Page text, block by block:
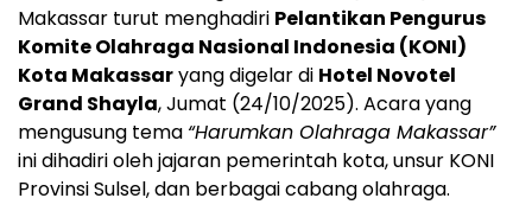
Makassar turut menghadiri Pelantikan Pengurus
Komite Olahraga Nasional Indonesia (KONI)
Kota Makassaryang digelar di Hotel Novotel
Grand Shayla, Jumat (24/10/2025). Acara yang
mengusung tema “Harumkan Olahraga Makassar”
ini dihadiri oleh jajaran pemerintah kota, unsur KONI
Provinsi Sulsel, dan berbagai cabang olahraga.